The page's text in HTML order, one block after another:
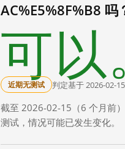
AC%E5%8F%B8 吗
可以
近期无测试 判定基于 2026-02-
截至 2026-02-15（6 个月前
测试，情况可能已发生变化。